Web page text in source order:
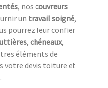
, nos couvreurs
un travail soigné,
pourrez leur confier
, chéneaux,
éléments de
votre devis toiture et